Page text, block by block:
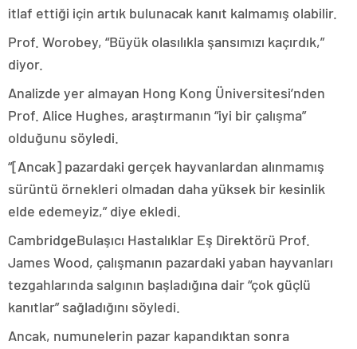
itlaf ettiği için artık bulunacak kanıt kalmamış olabilir.
Prof. Worobey, “Büyük olasılıkla şansımızı kaçırdık,”
diyor.
Analizde yer almayan Hong Kong Üniversitesi’nden
Prof. Alice Hughes, araştırmanın “iyi bir çalışma”
olduğunu söyledi.
“[Ancak] pazardaki gerçek hayvanlardan alınmamış
sürüntü örnekleri olmadan daha yüksek bir kesinlik
elde edemeyiz,” diye ekledi.
CambridgeBulaşıcı Hastalıklar Eş Direktörü Prof.
James Wood, çalışmanın pazardaki yaban hayvanları
tezgahlarında salgının başladığına dair “çok güçlü
kanıtlar” sağladığını söyledi.
Ancak, numunelerin pazar kapandıktan sonra